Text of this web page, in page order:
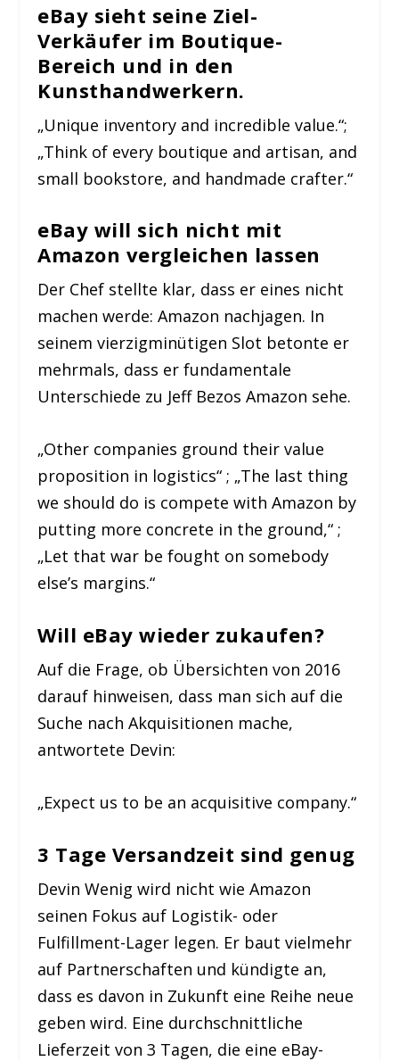
eBay sieht seine Ziel-
Verkäufer im Boutique-
Bereich und in den
Kunsthandwerkern.
„Unique inventory and incredible value.“;
„Think of every boutique and artisan, and
small bookstore, and handmade crafter.“
eBay will sich nicht mit
Amazon vergleichen lassen
Der Chef stellte klar, dass er eines nicht
machen werde: Amazon nachjagen. In
seinem vierzigminütigen Slot betonte er
mehrmals, dass er fundamentale
Unterschiede zu Jeff Bezos Amazon sehe.
„Other companies ground their value
proposition in logistics“ ; „The last thing
we should do is compete with Amazon by
putting more concrete in the ground,“ ;
„Let that war be fought on somebody
else’s margins.“
Will eBay wieder zukaufen?
Auf die Frage, ob Übersichten von 2016
darauf hinweisen, dass man sich auf die
Suche nach Akquisitionen mache,
antwortete Devin:
„Expect us to be an acquisitive company.“
3 Tage Versandzeit sind genug
Devin Wenig wird nicht wie Amazon
seinen Fokus auf Logistik- oder
Fulfillment-Lager legen. Er baut vielmehr
auf Partnerschaften und kündigte an,
dass es davon in Zukunft eine Reihe neue
geben wird. Eine durchschnittliche
Lieferzeit von 3 Tagen, die eine eBay-